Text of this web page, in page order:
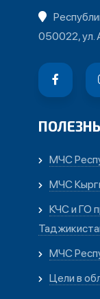
050022, ул.
МЧС
МЧС
КЧС и ГО
МЧС
Цели в